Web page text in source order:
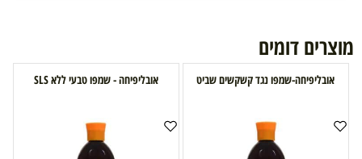
מוצרים דומים
אובליפיחה-שמפו נגד קשקשים שביט אובליפיחה - שמפו טבעי ללא SLS